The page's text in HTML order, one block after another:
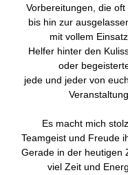
Vorbereitungen, die
bis hin zur
mit vollem
Helfer hinter den
oder
jede und jeder von
Es macht mich
Teamgeist und Freude
Gerade in der heutigen
viel Zeit und